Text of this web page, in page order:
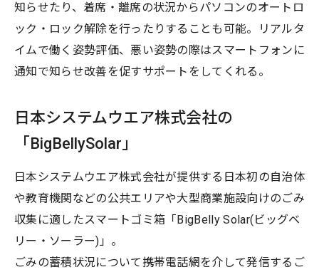
知らせたり、着席・離席の状況からパソコンのオートロ
ック・ロック解除を行ったりすることも可能。リアルタ
イムで働く姿勢評価、悪い姿勢の際はスマートフォンに
通知で知らせ改善を促すサポートをしてくれる。
日本システムウエア株式会社の
「BigBellySolar」
日本システムウエア株式会社が提供する日本初の自治体
や教育機関などの公共エリアや大型商業施設向けのごみ
収集に適したスマートゴミ箱「BigBelly Solar(ビッグベ
リー・ソーラー)」。
ごみの蓄積状況について携帯電話網を介して発信するご